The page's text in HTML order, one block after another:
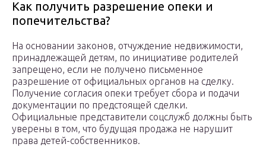
Как получить разрешение опеки и
попечительства?
На основании законов, отчуждение недвижимости,
принадлежащей детям, по инициативе родителей
запрещено, если не получено письменное
разрешение от официальных органов на сделку.
Получение согласия опеки требует сбора и подачи
документации по предстоящей сделки.
Официальные представители соцслужб должны быть
уверены в том, что будущая продажа не нарушит
права детей-собственников.